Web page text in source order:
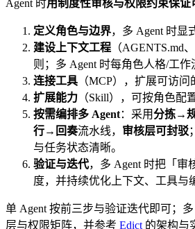
Agent 时用制度性审核与权限约束保证
定义角色与边界，多 Agent 时显
建设上下文工程 （AGENTS.md
则；多 Agent 时每角色人格/工作
连接工具 （MCP），扩展可访问
扩展能力 （Skill），可按角色配
按需编排多 Agent：采用分拣→
行→回奏流水线， 审核层可封驳
与任务状态清晰。
验证与迭代，多 Agent 时把「审
度，并持续优化上下文、工具与
单 Agent 按前三步与验证迭代即可；
层与权限矩阵，并参考 Edict 的架构与